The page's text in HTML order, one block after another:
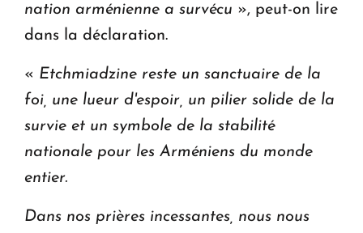
nation arménienne a survécu », peut-on lire
dans la déclaration.
« Etchmiadzine reste un sanctuaire de la
foi, une lueur d'espoir, un pilier solide de la
survie et un symbole de la stabilité
nationale pour les Arméniens du monde
entier.
Dans nos prières incessantes, nous nous